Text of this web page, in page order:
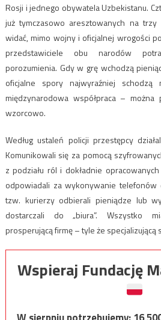
Rosji i jednego obywatela Uzbekistanu.
już tymczasowo aresztowanych na trzy
widać, mimo wojny i oficjalnej wrogości
przedstawiciele obu narodów
porozumienia. Gdy w grę wchodzą
oficjalne spory najwyraźniej schodzą
międzynarodowa współpraca –
wzorcowo.
Według ustaleń policji przestępcy
Komunikowali się za pomocą
z podziału ról i dokładnie
odpowiadali za wykonywanie
tzw. kurierzy odbierali pieniądze lub
dostarczali do „biura”. Wszystko
prosperującą firmę – tyle że specjalizującą
Wspieraj Fundację